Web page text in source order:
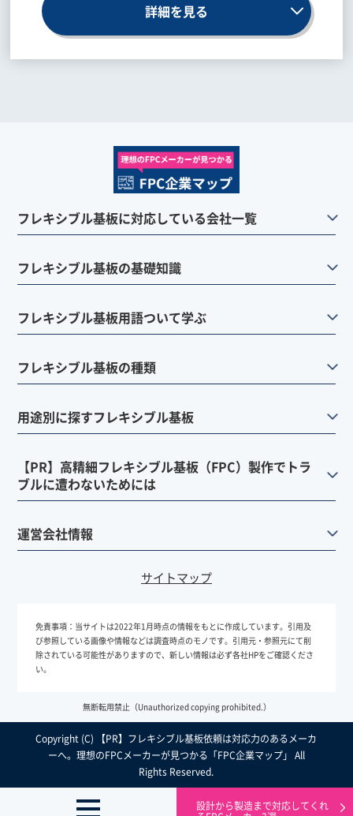
詳細を見る
設計から製造まで対応してくれ
フレキシブル基板に対応している会社一覧
フレキシブル基板の基礎知識
フレキシブル基板用語ついて学ぶ
フレキシブル基板の種類
用途別に探すフレキシブル基板
【PR】高精細フレキシブル基板（FPC）製作でトラ
ブルに遭わないためには
運営会社情報
サイトマップ
免責事項： 当サイトは2022年1月時点の情報をもとに作成しています。引用及
び参照している画像や情報などは調査時点のモノです。引用元・参照元にて削
除されている可能性がありますので、新しい情報は必ず各社HPをご確認くださ
い。
無断転用禁止（Unauthorized copying prohibited.）
Copyright (C)
フレキシブル基板依頼は対応力のあるメーカ
ーへ。理想のFPCメーカーが見つかる「FPC企業マップ」 All
Rights Reserved.